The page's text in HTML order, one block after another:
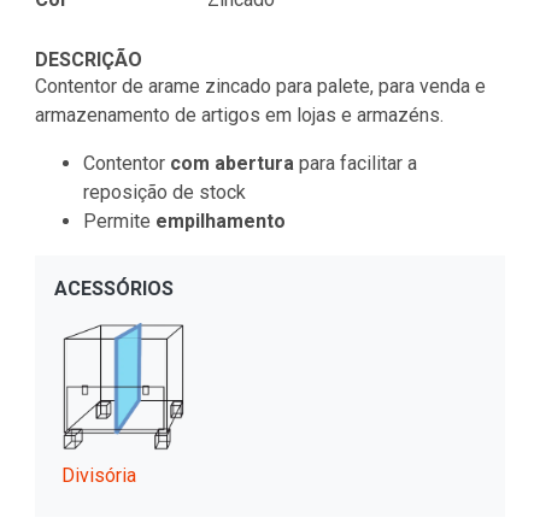
DESCRIÇÃO
Contentor de arame zincado para palete, para venda e
armazenamento de artigos em lojas e armazéns.
Contentorcom abertura para facilitar a
reposição de stock
Permite empilhamento
ACESSÓRIOS
Divisória